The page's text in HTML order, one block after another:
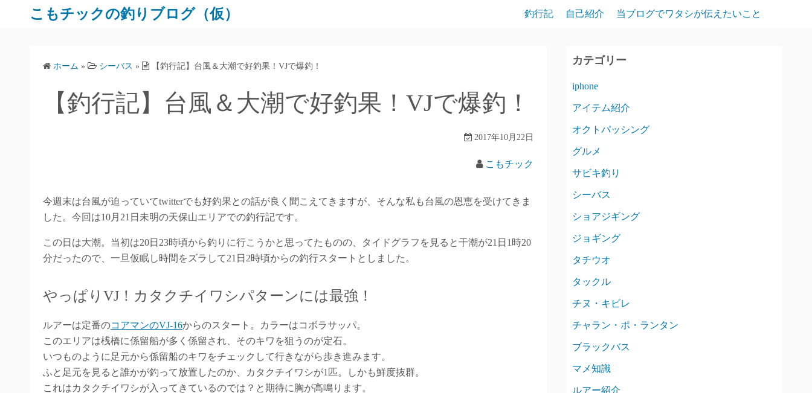
こもチックの釣りブログ（仮） 釣行記 自己紹介 当ブログでワタシが伝えたいこと
ホーム » シーバス » 【釣行記】台風＆大潮で好釣果！VJで爆釣！
【釣行記】台風＆大潮で好釣果！VJで爆釣！
2017年10月22日
こもチック
今週末は台風が迫っていてtwitterでも好釣果との話が良く聞こえてきますが、そんな私も台風の恩恵を受けてきま
した。今回は10月21日未明の天保山エリアでの釣行記です。
この日は大潮。当初は20日23時頃から釣りに行こうかと思ってたものの、タイドグラフを見ると干潮が21日1時20
分だったので、一旦仮眠し時間をズラして21日2時頃からの釣行スタートとしました。
やっぱりVJ！カタクチイワシパターンには最強！
ルアーは定番のコアマンのVJ-16からのスタート。カラーはコボラサッパ。
このエリアは桟橋に係留船が多く係留され、そのキワを狙うのが定石。
いつものように足元から係留船のキワをチェックして行きながら歩き進みます。
ふと足元を見ると誰かが釣って放置したのか、カタクチイワシが1匹。しかも鮮度抜群。
これはカタクチイワシが入ってきているのでは？と期待に胸が高鳴ります。
カテゴリー
iphone
アイテム紹介
オクトパッシング
グルメ
サビキ釣り
シーバス
ショアジギング
ジョギング
タチウオ
タックル
チヌ・キビレ
チャラン・ポ・ランタン
ブラックバス
マメ知識
ルアー紹介